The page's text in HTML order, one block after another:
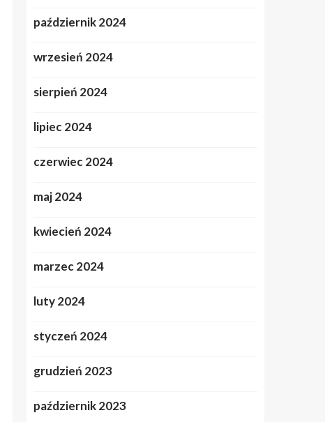
październik 2024
wrzesień 2024
sierpień 2024
lipiec 2024
czerwiec 2024
maj 2024
kwiecień 2024
marzec 2024
luty 2024
styczeń 2024
grudzień 2023
październik 2023